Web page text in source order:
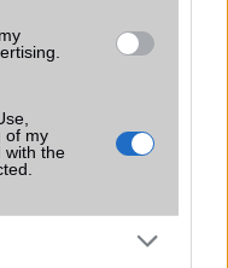
of my
with the
esküszik, pedig az
funkciókat kínál,
funkció teljesen
–
róla